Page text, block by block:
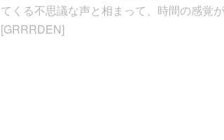
てくる不思議な声と相まって、時間の感覚
[GRRRDEN]